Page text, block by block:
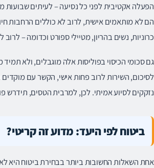
הפעלה אקטיבית לפני כל נסיעה – לעיתים
הם לא מותאמים אישית, לרוב לא כוללים הרחבות
כרוניות, נשים בהריון, מטיילי ספורט וכדומה –
גם סכומי הכיסוי בפוליסות אלה מוגבלים, ולא
לסיכום, השירות לרוב פחות אישי, הקשר עם
נזקקים לסיוע אמיתי. לכן, למרבית הטסים, תידרש
ביטוח לפי היעד: מדוע זה קריטי?
אחת השאלות החשובות ביותר בבחירת ביטוח היא